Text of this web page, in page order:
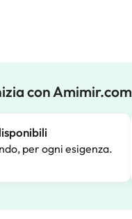
con Amimir.com
per ogni esigenza.